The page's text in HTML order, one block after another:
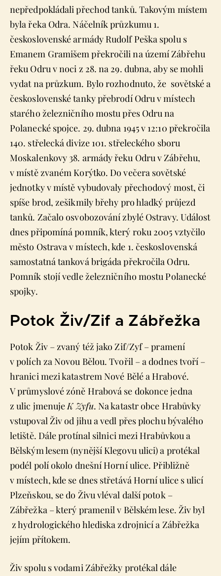
nepředpokládali přechod tanků. Takovým místem
byla řeka Odra. Náčelník průzkumu 1.
československé armády Rudolf Peška spolu s
Emanem Gramišem překročili na území Zábřehu
řeku Odru v noci z 28. na 29. dubna, aby se mohli
vydat na průzkum. Bylo rozhodnuto, že sovětské a
československé tanky přebrodí Odru v místech
starého železničního mostu přes Odru na
Polanecké spojce. 29. dubna 1945 v 12:10 překročila
140. střelecká divize 101. střeleckého sboru
Moskalenkovy 38. armády řeku Odru v Zábřehu,
v místě zvaném Korýtko. Do večera sovětské
jednotky v místě vybudovaly přechodový most, či
spíše brod, zešikmily břehy pro hladký průjezd
tanků. Začalo osvobozování zbylé Ostravy. Událost
dnes připomíná pomník, který roku 2005 vztyčilo
město Ostrava v místech, kde 1. československá
samostatná tanková brigáda překročila Odru.
Pomník stojí vedle železničního mostu Polanecké
spojky.
Potok Živ/Zif a Zábřežka
Potok Živ – zvaný též jako Zif/Zyf – pramení
v polích za Novou Bělou. Tvořil – a dodnes tvoří –
hranici mezi katastrem Nové Bělé a Hrabové.
V průmyslové zóně Hrabová se dokonce jedna
z ulic jmenujeK Zyfu. Na katastr obce Hrabůvky
vstupoval Živ od jihu a vedl přes plochu bývalého
letiště. Dále protínal silnici mezi Hrabůvkou a
Bělským lesem (nynější Klegovu ulici) a protékal
podél polí okolo dnešní Horní ulice. Přibližně
v místech, kde se dnes střetává Horní ulice s ulicí
Plzeňskou, se do Živu vléval další potok –
Zábřežka – který pramenil v Bělském lese. Živ byl
z hydrologického hlediska zdrojnicí a Zábřežka
jejím přítokem.
Živ spolu s vodami Zábřežky protékal dále